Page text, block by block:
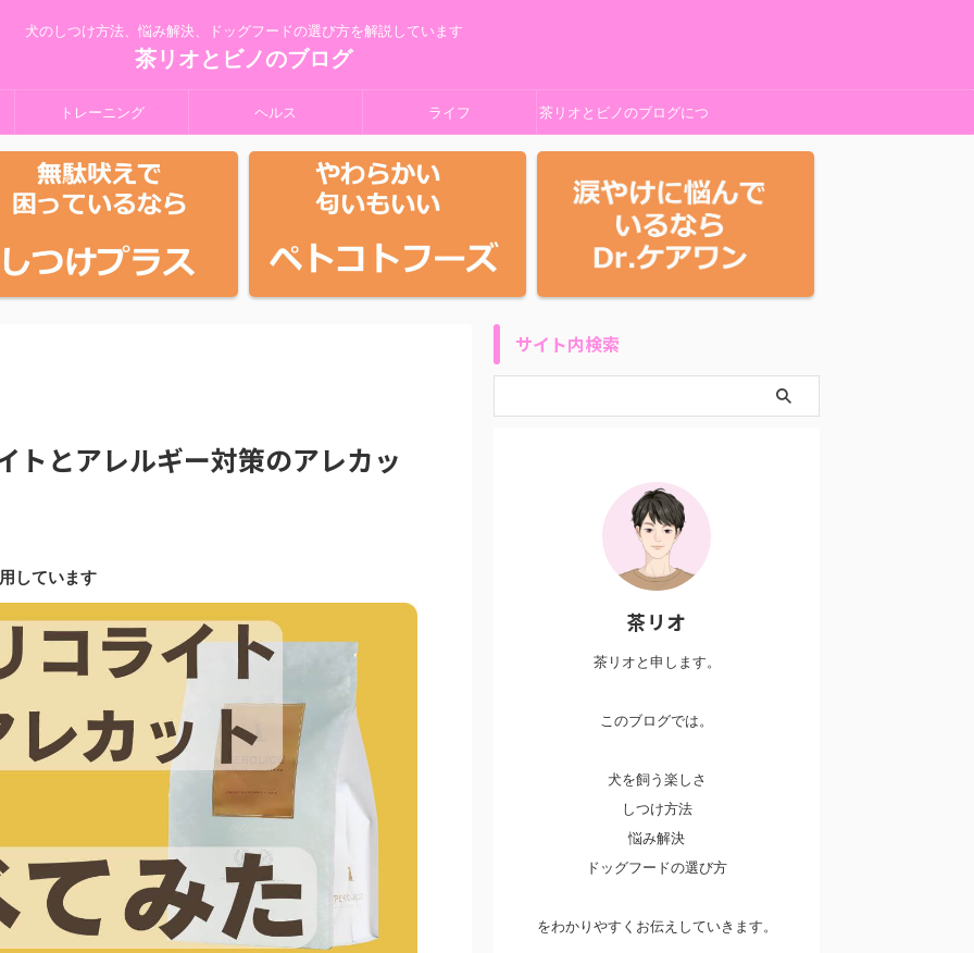
犬のしつけ方法、悩み解決、ドッグフードの選び方を解説しています
茶リオとビノのブログ
トレーニング ヘルス ライフ 茶リオとビノのブログにつ
いて
トとアレルギー対策のアレカッ
しています
サイト内検索
茶リオ
茶リオと申します。
このブログでは。
犬を飼う楽しさ
しつけ方法
悩み解決
ドッグフードの選び方
をわかりやすくお伝えしていきます。